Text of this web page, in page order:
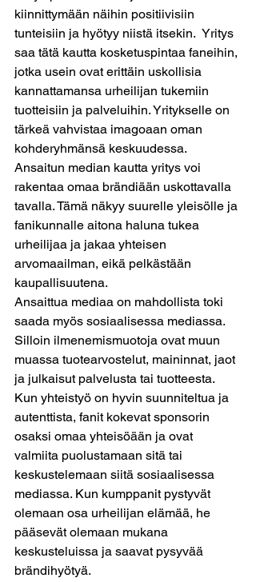
kiinnittymään näihin positiivisiin
tunteisiin ja hyötyy niistä itsekin.  Yritys
saa tätä kautta kosketuspintaa faneihin,
jotka usein ovat erittäin uskollisia
kannattamansa urheilijan tukemiin
tuotteisiin ja palveluihin. Yritykselle on
tärkeä vahvistaa imagoaan oman
kohderyhmänsä keskuudessa.
Ansaitun median kautta yritys voi
rakentaa omaa brändiään uskottavalla
tavalla. Tämä näkyy suurelle yleisölle ja
fanikunnalle aitona haluna tukea
urheilijaa ja jakaa yhteisen
arvomaailman, eikä pelkästään
kaupallisuutena.
Ansaittua mediaa on mahdollista toki
saada myös sosiaalisessa mediassa.
Silloin ilmenemismuotoja ovat muun
muassa tuotearvostelut, maininnat, jaot
ja julkaisut palvelusta tai tuotteesta.
Kun yhteistyö on hyvin suunniteltua ja
autenttista, fanit kokevat sponsorin
osaksi omaa yhteisöään ja ovat
valmiita puolustamaan sitä tai
keskustelemaan siitä sosiaalisessa
mediassa. Kun kumppanit pystyvät
olemaan osa urheilijan elämää, he
pääsevät olemaan mukana
keskusteluissa ja saavat pysyvää
brändihyötyä.